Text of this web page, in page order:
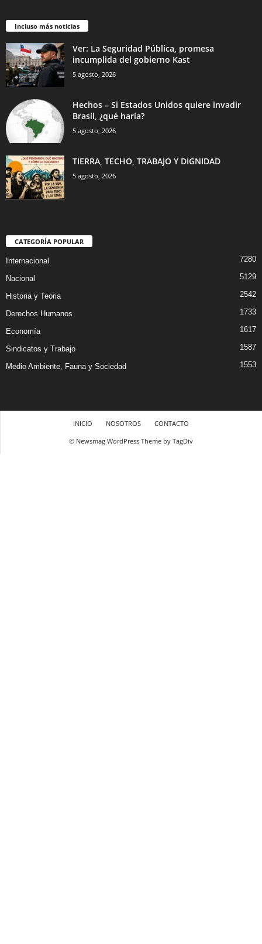
Incluso más noticias
Ver: La Seguridad Pública, promesa
incumplida del gobierno Kast
5 agosto, 2026
Hechos – Si Estados Unidos quiere invadir
Brasil, ¿qué haría?
5 agosto, 2026
TIERRA, TECHO, TRABAJO Y DIGNIDAD
5 agosto, 2026
CATEGORÍA POPULAR
Internacional 7280
Nacional 5129
Historia y Teoria 2542
Derechos Humanos 1733
Economía 1617
Sindicatos y Trabajo 1587
Medio Ambiente, Fauna y Sociedad 1553
INICIO NOSOTROS
CONTACTO
© Newsmag WordPress Theme by TagDiv